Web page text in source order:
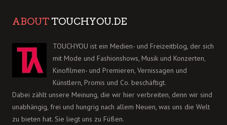
ABOUT TOUCHYOU.DE
TOUCHYOU ist ein Medien- und Freizeitblog, der sich
mit Mode und Fashionshows, Musik und Konzerten,
Kinofilmen- und Premieren, Vernissagen und
Künstlern, Promis und Co. beschäftigt.
Dabei zählt unsere Meinung, die wir hier verbreiten, denn wir sind
unabhängig, frei und hungrig nach allem Neuen, was uns die Welt
zu bieten hat. Sie liegt uns zu Füßen.